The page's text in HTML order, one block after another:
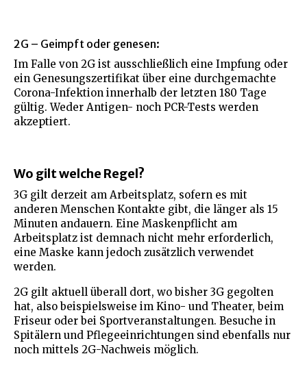
2G – Geimpft oder genesen:
Im Falle von 2G ist ausschließlich eine Impfung oder
ein Genesungszertifikat über eine durchgemachte
Corona-Infektion innerhalb der letzten 180 Tage
gültig. Weder Antigen- noch PCR-Tests werden
akzeptiert.
Wo gilt welche Regel?
3G gilt derzeit am Arbeitsplatz, sofern es mit
anderen Menschen Kontakte gibt, die länger als 15
Minuten andauern. Eine Maskenpflicht am
Arbeitsplatz ist demnach nicht mehr erforderlich,
eine Maske kann jedoch zusätzlich verwendet
werden.
2G gilt aktuell überall dort, wo bisher 3G gegolten
hat, also beispielsweise im Kino- und Theater, beim
Friseur oder bei Sportveranstaltungen. Besuche in
Spitälern und Pflegeeinrichtungen sind ebenfalls nur
noch mittels 2G-Nachweis möglich.